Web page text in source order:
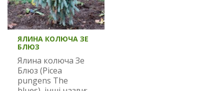
ЯЛИНА КОЛЮЧА ЗЕ
БЛЮЗ
Ялина колюча Зе
Блюз (Picea
pungens The